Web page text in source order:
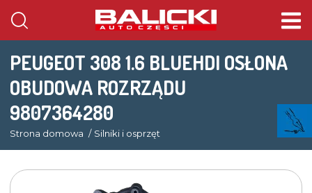
PEUGEOT 308 1.6 BLUEHDI OSŁONA
OBUDOWA ROZRZĄDU
9807364280
Strona domowa Silniki i osprzęt